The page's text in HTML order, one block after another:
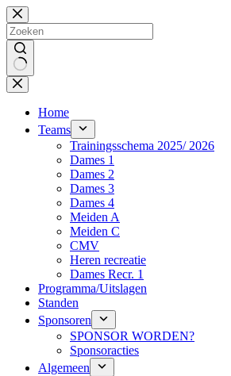
Ga
naar
de
inhoud
Geen
resultaten
Home
Teams
Trainingsschema 2025/ 2026
Dames 1
Dames 2
Dames 3
Dames 4
Meiden A
Meiden C
CMV
Heren recreatie
Dames Recr. 1
Programma/Uitslagen
Standen
Sponsoren
SPONSOR WORDEN?
Sponsoracties
Algemeen